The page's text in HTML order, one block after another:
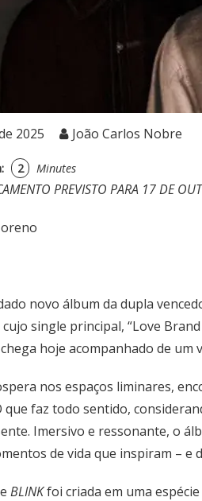
2025 João Carlos Nobre
2 Minutes
PREVISTO PARA 17 DE
novo álbum da dupla
cujo single principal, “Love
chega hoje acompanhado de um
nos espaços liminares,
que faz todo sentido,
Imersivo e ressonante, o
de vida que inspiram – e
BLINKfoi criada em uma